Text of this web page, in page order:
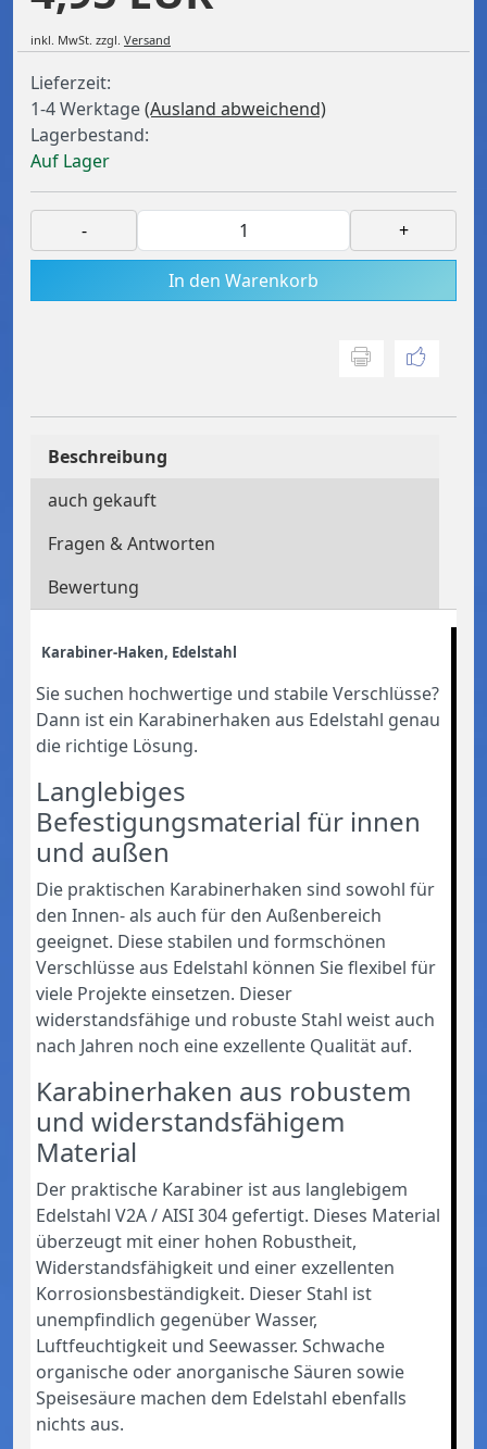
inkl. MwSt. zzgl. Versand
Lieferzeit:
1-4 Werktage(Ausland abweichend)
Lagerbestand:
Auf Lager
- +
In den Warenkorb
Beschreibung
auch gekauft
Fragen & Antworten
Bewertung
Karabiner-Haken, Edelstahl
Sie suchen hochwertige und stabile Verschlüsse?
Dann ist ein Karabinerhaken aus Edelstahl genau
die richtige Lösung.
Langlebiges
Befestigungsmaterial für innen
und außen
Die praktischen Karabinerhaken sind sowohl für
den Innen- als auch für den Außenbereich
geeignet. Diese stabilen und formschönen
Verschlüsse aus Edelstahl können Sie flexibel für
viele Projekte einsetzen. Dieser
widerstandsfähige und robuste Stahl weist auch
nach Jahren noch eine exzellente Qualität auf.
Karabinerhaken aus robustem
und widerstandsfähigem
Material
Der praktische Karabiner ist aus langlebigem
Edelstahl V2A / AISI 304 gefertigt. Dieses Material
überzeugt mit einer hohen Robustheit,
Widerstandsfähigkeit und einer exzellenten
Korrosionsbeständigkeit. Dieser Stahl ist
unempfindlich gegenüber Wasser,
Luftfeuchtigkeit und Seewasser. Schwache
organische oder anorganische Säuren sowie
Speisesäure machen dem Edelstahl ebenfalls
nichts aus.